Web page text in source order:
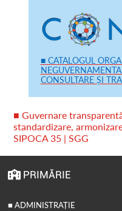
■ CATALOGUL
CONSULTARE ȘI
■ Guvernare
standardizare,
SIPOCA 35 | SGG
PRIMĂRIE
■ ADMINISTRAȚIE